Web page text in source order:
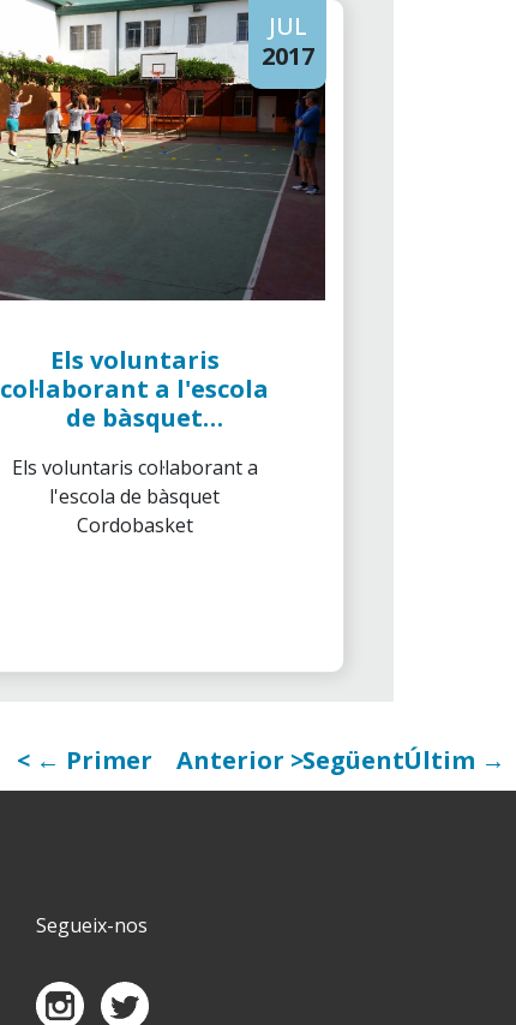
JUL
2017
Els voluntaris
col·laborant a l'escola
de bàsquet
Els voluntaris col·laborant a
l'escola de bàsquet
Cordobasket
← Primer Anterior SegüentÚltim →
Segueix-nos